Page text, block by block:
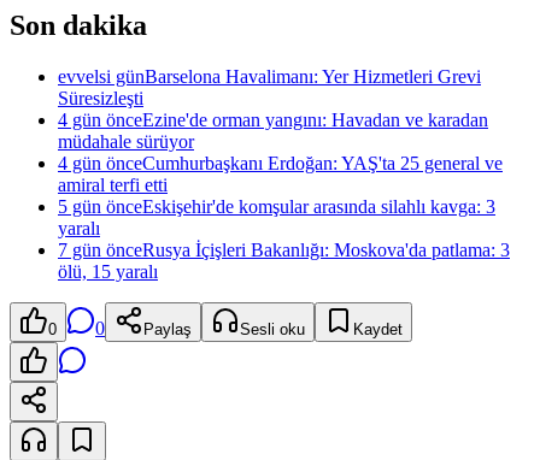
Son dakika
evvelsi günBarselona Havalimanı: Yer Hizmetleri Grevi
Süresizleşti
4 gün önceEzine'de orman yangını: Havadan ve karadan
müdahale sürüyor
4 gün önceCumhurbaşkanı Erdoğan: YAŞ'ta 25 general ve
amiral terfi etti
5 gün önceEskişehir'de komşular arasında silahlı kavga: 3
yaralı
7 gün önceRusya İçişleri Bakanlığı: Moskova'da patlama: 3
ölü, 15 yaralı
0 0 Paylaş Sesli oku Kaydet